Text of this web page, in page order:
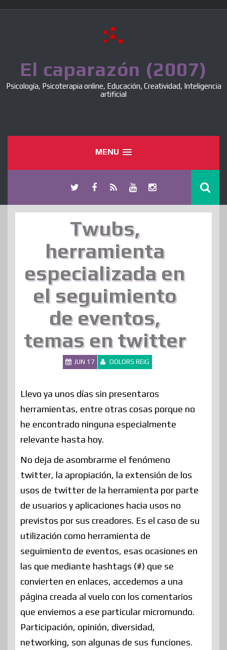
El caparazón (2007)
Psicología, Psicoterapia online, Educación, Creatividad, Inteligencia
artificial
MENU
Twubs,
herramienta
especializada en
el seguimiento
de eventos,
temas en twitter
JUN 17 DOLORS REIG
Llevo ya unos días sin presentaros
herramientas, entre otras cosas porque no
he encontrado ninguna especialmente
relevante hasta hoy.
No deja de asombrarme el fenómeno
twitter, la apropiación, la extensión de los
usos de twitter de la herramienta por parte
de usuarios y aplicaciones hacia usos no
previstos por sus creadores. Es el caso de su
utilización como herramienta de
seguimiento de eventos, esas ocasiones en
las que mediante hashtags (#) que se
convierten en enlaces, accedemos a una
página creada al vuelo con los comentarios
que enviemos a ese particular micromundo.
Participación, opinión, diversidad,
networking, son algunas de sus funciones.